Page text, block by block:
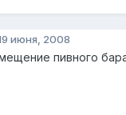
июня, 2008
пивного